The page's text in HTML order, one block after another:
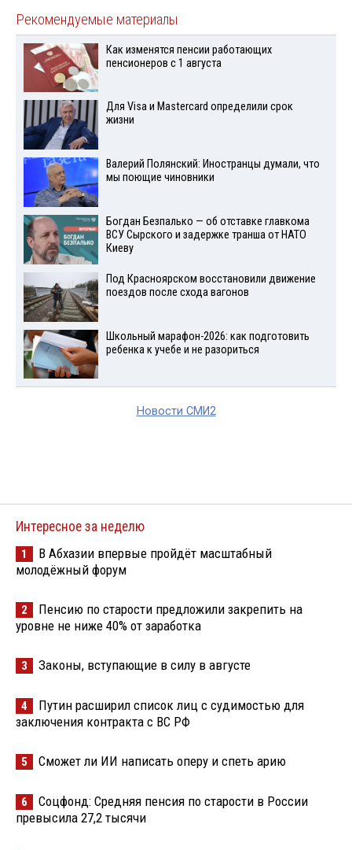
Рекомендуемые материалы
Как изменятся пенсии работающих
пенсионеров с 1 августа
Для Visа и Mastercard определили срок
жизни
Валерий Полянский: Иностранцы думали, что
мы поющие чиновники
Богдан Безпалько — об отставке главкома
ВСУ Сырского и задержке транша от НАТО
Киеву
Под Красноярском восстановили движение
поездов после схода вагонов
Школьный марафон-2026: как подготовить
ребенка к учебе и не разориться
Новости СМИ2
Интересное за неделю
1
В Абхазии впервые пройдёт масштабный
молодёжный форум
2
Пенсию по старости предложили закрепить на
уровне не ниже 40% от заработка
3 Законы, вступающие в силу в августе
4
Путин расширил список лиц с судимостью для
заключения контракта с ВС РФ
5 Сможет ли ИИ написать оперу и спеть арию
6
Соцфонд: Средняя пенсия по старости в России
превысила 27,2 тысячи